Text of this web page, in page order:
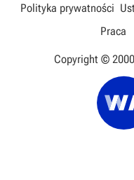
Polityka prywatności
Praca
Copyright ©